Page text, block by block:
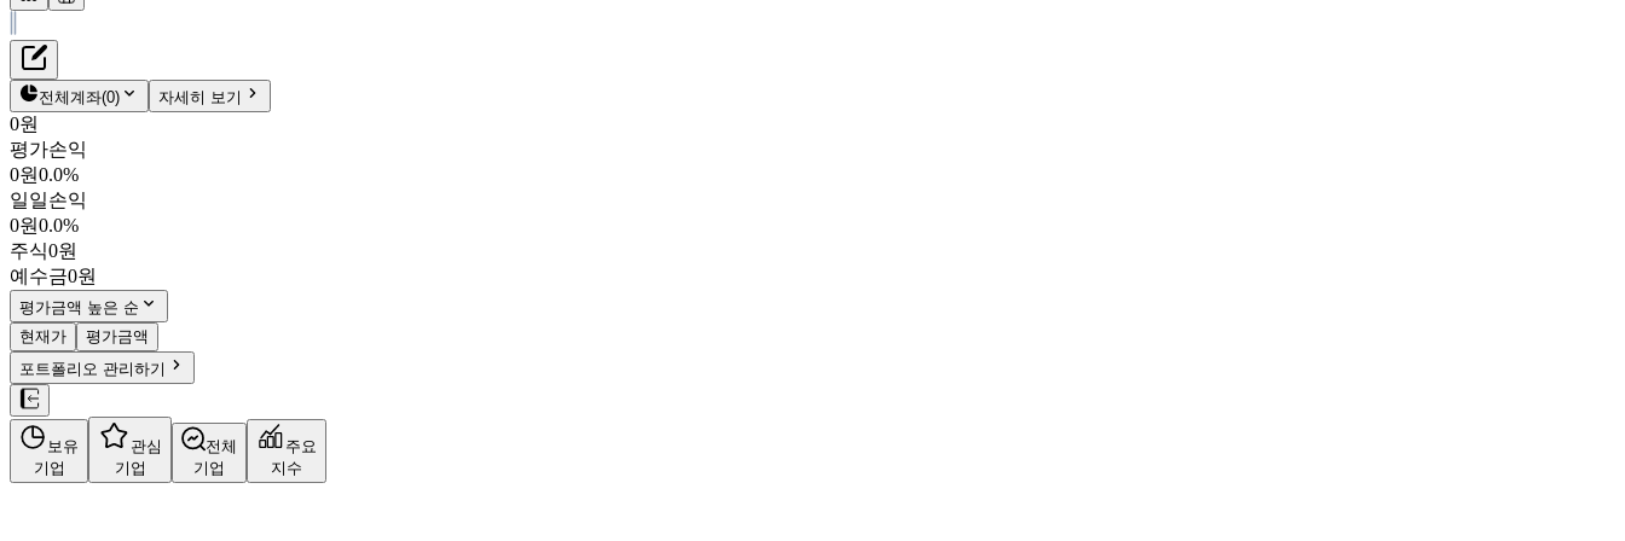
하츠
3,535원
066130
KOSDAQ
시가총액
PBR0.39
PER5.40
fPER -
배당수익률3.96%
자사주비율6.08%
결산월12월
사업정보
더보기
재무정보
펀더멘탈
밸류에이션
주주환원
컨센서스
주식정보
전체계좌(0) 자세히 보기
0원
평가손익
0원0.0%
일일손익
0원0.0%
주식0원
예수금0원
평가금액 높은 순
현재가
평가금액
포트폴리오 관리하기
보유
기업
관심
기업
전체
기업
주요
지수